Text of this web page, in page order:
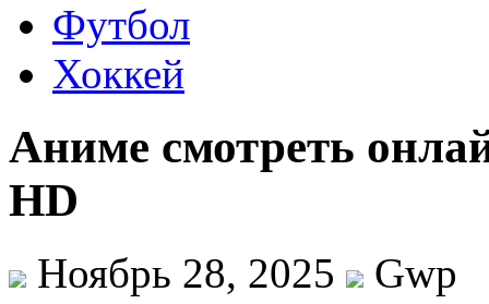
Футбол
Хоккей
Аниме смотреть
HD
Ноябрь 28, 2025
Gwp